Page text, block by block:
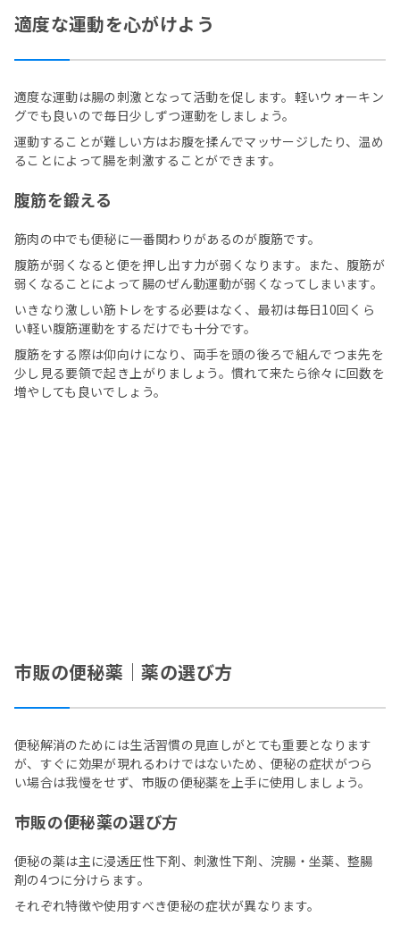
適度な運動を心がけよう
適度な運動は腸の刺激となって活動を促します。軽いウォーキン
グでも良いので毎日少しずつ運動をしましょう。
運動することが難しい方はお腹を揉んでマッサージしたり、温め
ることによって腸を刺激することができます。
腹筋を鍛える
筋肉の中でも便秘に一番関わりがあるのが腹筋です。
腹筋が弱くなると便を押し出す力が弱くなります。また、腹筋が
弱くなることによって腸のぜん動運動が弱くなってしまいます。
いきなり激しい筋トレをする必要はなく、最初は毎日10回くら
い軽い腹筋運動をするだけでも十分です。
腹筋をする際は仰向けになり、両手を頭の後ろで組んでつま先を
少し見る要領で起き上がりましょう。慣れて来たら徐々に回数を
増やしても良いでしょう。
市販の便秘薬｜薬の選び方
便秘解消のためには生活習慣の見直しがとても重要となります
が、すぐに効果が現れるわけではないため、便秘の症状がつら
い場合は我慢をせず、市販の便秘薬を上手に使用しましょう。
市販の便秘薬の選び方
便秘の薬は主に浸透圧性下剤、刺激性下剤、浣腸・坐薬、整腸
剤の4つに分けらます｡
それぞれ特徴や使用すべき便秘の症状が異なります。